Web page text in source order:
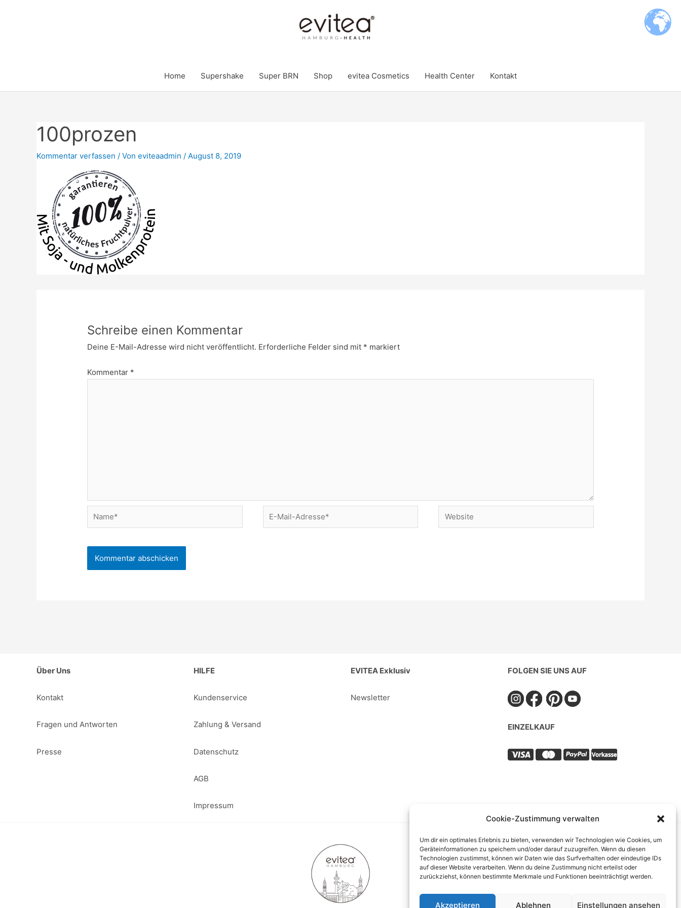
Cookie-Zustimmung verwalten
Um dir ein optimales Erlebnis zu bieten, verwenden wir Technologien wie Cookies, um
Geräteinformationen zu speichern und/oder darauf zuzugreifen. Wenn du diesen
Technologien zustimmst, können wir Daten wie das Surfverhalten oder eindeutige IDs
auf dieser Website verarbeiten. Wenn du deine Zustimmung nicht erteilst oder
zurückziehst, können bestimmte Merkmale und Funktionen beeinträchtigt werden.
Akzeptieren Ablehnen Einstellungen ansehen
Home Supershake Super BRN Shop evitea Cosmetics Health Center Kontakt
100prozen
Kommentar verfassen / Von eviteaadmin / August 8, 2019
Schreibe einen Kommentar
Deine E-Mail-Adresse wird nicht veröffentlicht. Erforderliche Felder sind mit * markiert
Kommentar *
Name*
E-
Mail-
Website
Über Uns
Kontakt
Fragen und Antworten
Presse
HILFE
Kundenservice
Zahlung & Versand
Datenschutz
AGB
Impressum
EVITEA Exklusiv
Newsletter
FOLGEN SIE UNS AUF
EINZELKAUF